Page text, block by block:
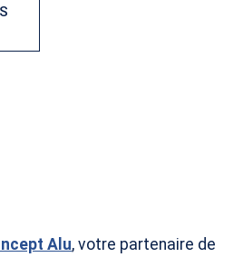
Alu, votre partenaire de